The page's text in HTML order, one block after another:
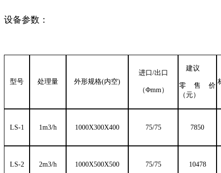
设备参数：
型号 处理量 外形规格(内空)
进口 /出口
（Φmm）
建议
零售价
（元）
LS-1 1m3/h 1000Х300Х400 75/75 7850
LS-2 2m3/h 1000Х500Х500 75/75 10478